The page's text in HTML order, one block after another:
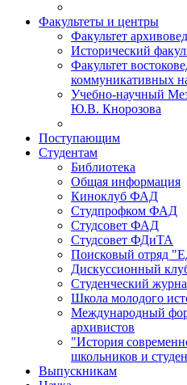
Факультеты и центры
Факультет
Исторический
Факультет
коммуникативных
Учебно-научный
Ю.В. Кнорозова
Поступающим
Студентам
Библиотека
Общая информация
Киноклуб ФАД
Студпрофком ФАД
Студсовет ФАД
Студсовет ФДиТА
Поисковый отряд
Дискуссионный
Студенческий
Школа молодого
Международный
архивистов
"История
школьников и
Выпускникам